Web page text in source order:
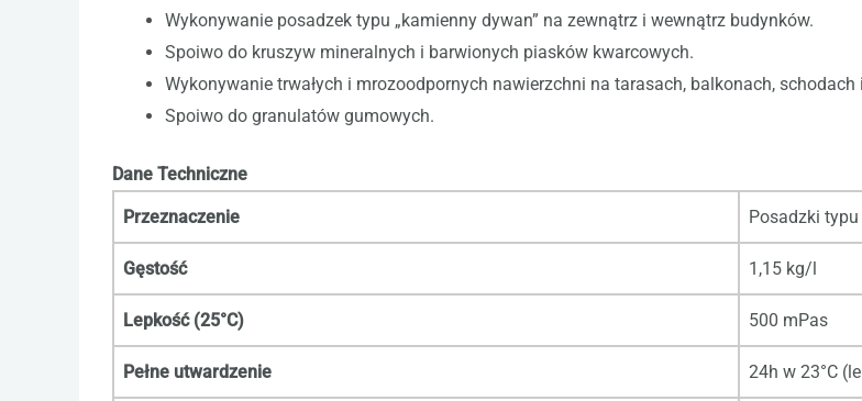
Wykonywanie posadzek typu „kamienny dywan” na zewnątrz i wewnątrz budynków.
Spoiwo do kruszyw mineralnych i barwionych piasków kwarcowych.
Wykonywanie trwałych i mrozoodpornych nawierzchni na tarasach, balkonach, schodach
Spoiwo do granulatów gumowych.
Dane Techniczne
Przeznaczenie Posadzki
Gęstość 1,15 kg/l
Lepkość (25°C) 500 mPas
Pełne utwardzenie 24h w 23°C